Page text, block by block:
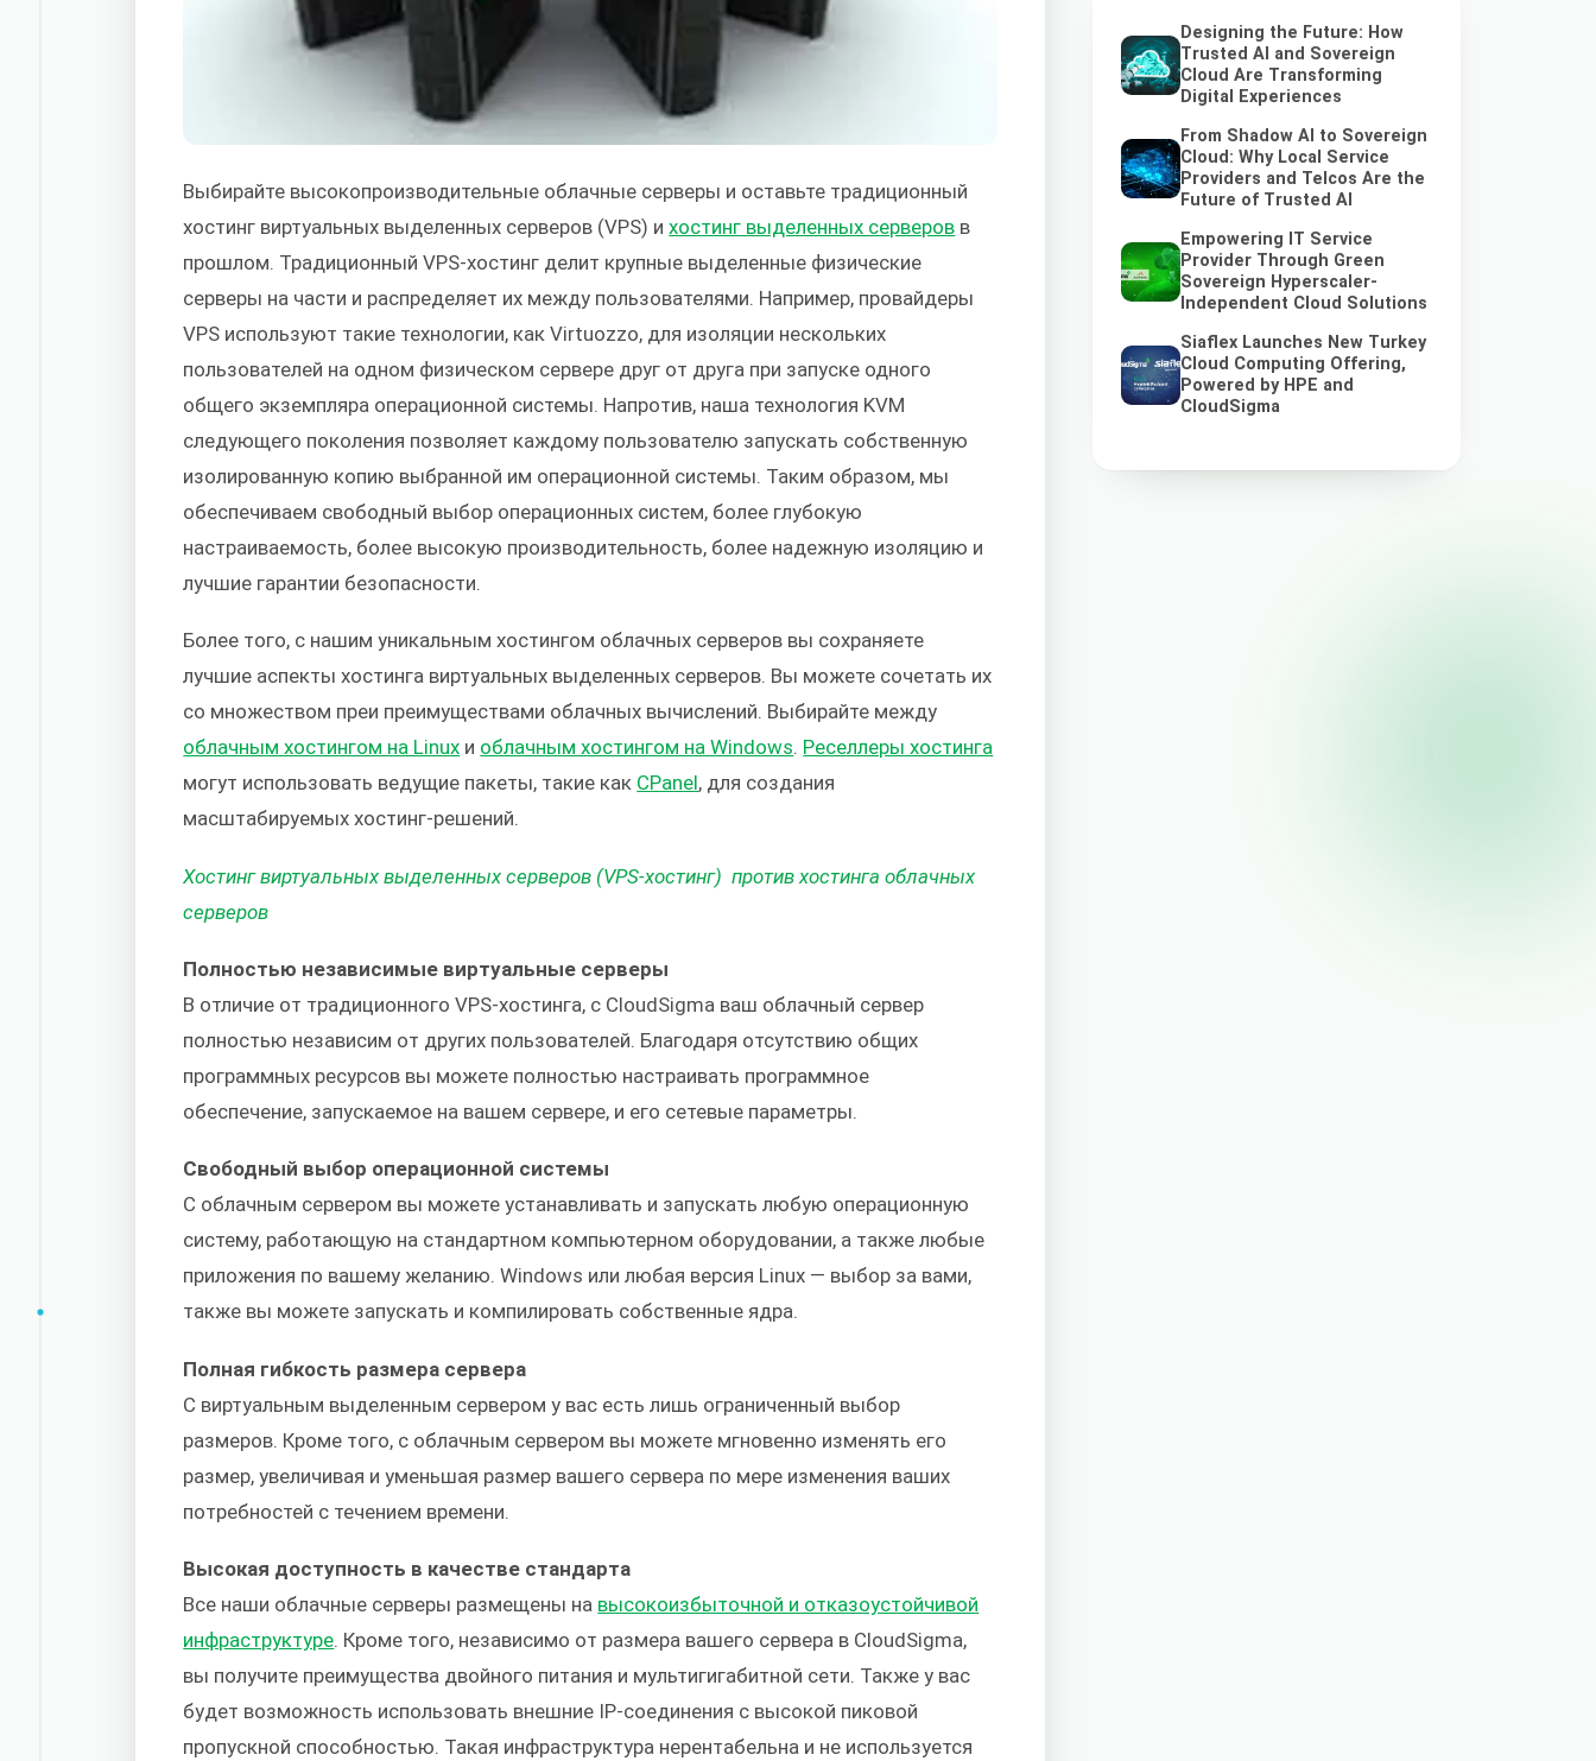
Выбирайте высокопроизводительные облачные серверы и оставьте традиционный
хостинг виртуальных выделенных серверов (VPS) ихостинг выделенных серверов в
прошлом. Традиционный VPS-хостинг делит крупные выделенные физические
серверы на части и распределяет их между пользователями. Например, провайдеры
VPS используют такие технологии, как Virtuozzo, для изоляции нескольких
пользователей на одном физическом сервере друг от друга при запуске одного
общего экземпляра операционной системы. Напротив, наша технология KVM
следующего поколения позволяет каждому пользователю запускать собственную
изолированную копию выбранной им операционной системы. Таким образом, мы
обеспечиваем свободный выбор операционных систем, более глубокую
настраиваемость, более высокую производительность, более надежную изоляцию и
лучшие гарантии безопасности.
Более того, с нашим уникальным хостингом облачных серверов вы сохраняете
лучшие аспекты хостинга виртуальных выделенных серверов. Вы можете сочетать их
со множеством преи преимуществами облачных вычислений. Выбирайте между
облачным хостингом на Linux и облачным хостингом на Windows. Реселлеры хостинга
могут использовать ведущие пакеты, такие как CPanel, для создания
масштабируемых хостинг-решений.
Хостинг виртуальных выделенных серверов (VPS-хостинг) против хостинга облачных
серверов
Полностью независимые виртуальные серверы
В отличие от традиционного VPS-хостинга, с CloudSigma ваш облачный сервер
полностью независим от других пользователей. Благодаря отсутствию общих
программных ресурсов вы можете полностью настраивать программное
обеспечение, запускаемое на вашем сервере, и его сетевые параметры.
Свободный выбор операционной системы
С облачным сервером вы можете устанавливать и запускать любую операционную
систему, работающую на стандартном компьютерном оборудовании, а также любые
приложения по вашему желанию. Windows или любая версия Linux — выбор за вами,
также вы можете запускать и компилировать собственные ядра.
Полная гибкость размера сервера
С виртуальным выделенным сервером у вас есть лишь ограниченный выбор
размеров. Кроме того, с облачным сервером вы можете мгновенно изменять его
размер, увеличивая и уменьшая размер вашего сервера по мере изменения ваших
потребностей с течением времени.
Высокая доступность в качестве стандарта
Все наши облачные серверы размещены на высокоизбыточной и отказоустойчивой
инфраструктуре. Кроме того, независимо от размера вашего сервера в CloudSigma,
вы получите преимущества двойного питания и мультигигабитной сети. Также у вас
будет возможность использовать внешние IP-соединения с высокой пиковой
пропускной способностью. Такая инфраструктура нерентабельна и не используется
Designing the Future: How
Trusted AI and Sovereign
Cloud Are Transforming
Digital Experiences
From Shadow AI to Sovereign
Cloud: Why Local Service
Providers and Telcos Are the
Future of Trusted AI
Empowering IT Service
Provider Through Green
Sovereign Hyperscaler-
Independent Cloud Solutions
Siaflex Launches New Turkey
Cloud Computing Offering,
Powered by HPE and
CloudSigma